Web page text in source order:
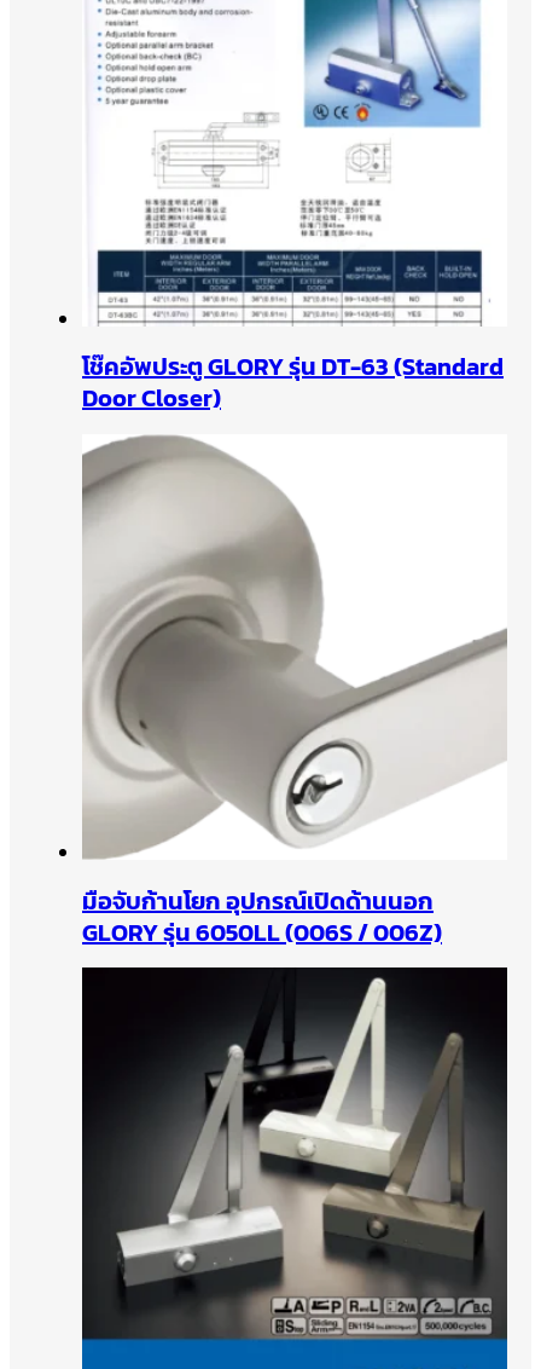
โช๊คอัพประตู GLORY รุ่น DT-63 (Standard
Door Closer)
มือจับก้านโยก อุปกรณ์เปิดด้านนอก
GLORY รุ่น 6050LL (006S / 006Z)